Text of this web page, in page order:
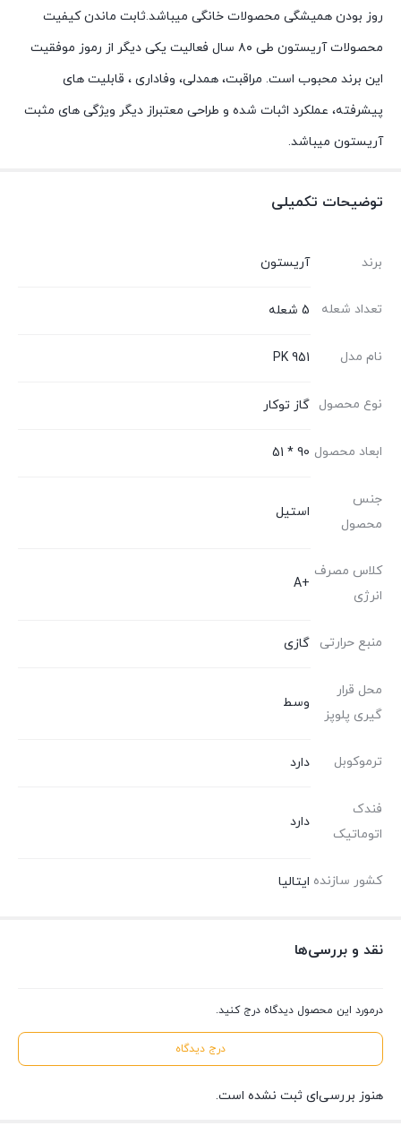
روز بودن همیشگی محصولات خانگی میباشد.ثابت ماندن کیفیت
محصولات آریستون طی ۸۰ سال فعالیت یکی دیگر از رموز موفقیت
این برند محبوب است. مراقبت، همدلی، وفاداری ، قابلیت های
پیشرفته، عملکرد اثبات شده و طراحی معتبراز دیگر ویژگی های مثبت
آریستون میباشد.
توضیحات تکمیلی
برند آریستون
تعداد شعله 5 شعله
نام مدل PK 951
نوع محصول گاز توکار
ابعاد محصول 90 * 51
جنس
محصول
استیل
کلاس مصرف
انرژی
+A
منبع حرارتی گازی
محل قرار
گیری پلوپز
وسط
ترموکوبل دارد
فندک
اتوماتیک
دارد
کشور سازنده ایتالیا
نقد و بررسی‌ها
درمورد این محصول دیدگاه درج کنید.
درج دیدگاه
هنوز بررسی‌ای ثبت نشده است.